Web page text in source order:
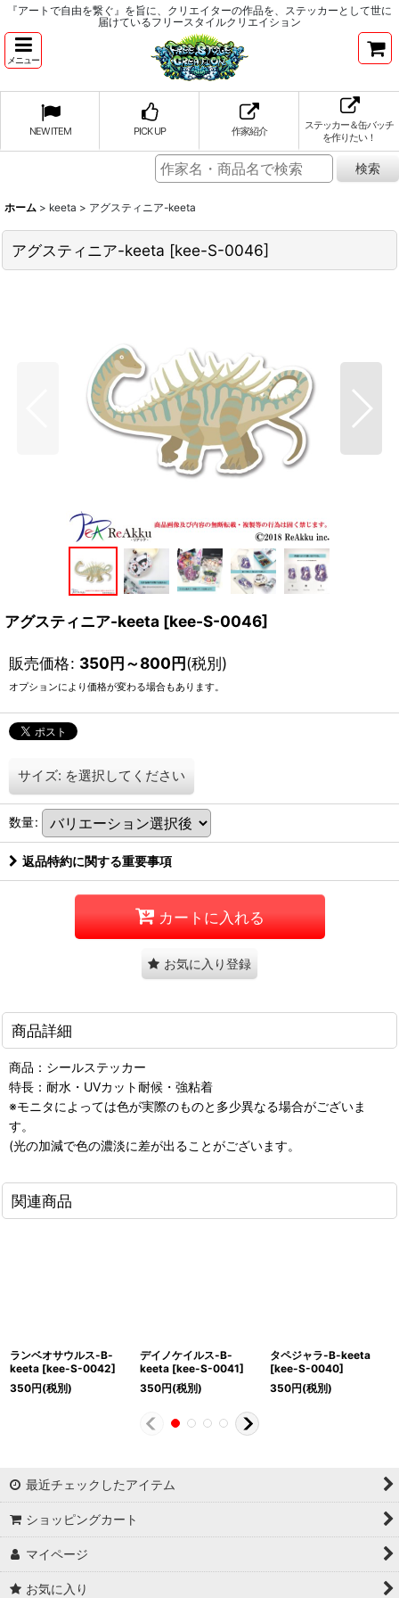
『アートで自由を繋ぐ』を旨に、クリエイターの作品を、ステッカーとして世に
届けているフリースタイルクリエイション
メニュー
NEW ITEM PICK UP 作家紹介
ステッカー＆缶バッチ
を作りたい！
ホーム > keeta > アグスティニア-keeta
アグスティニア-keeta [kee-S-0046]
アグスティニア-keeta [kee-S-0046]
販売価格: 350円～800円(税別)
オプションにより価格が変わる場合もあります。
サイズ: を選択してください
数量:
返品特約に関する重要事項
カートに入れる
お気に入り登録
商品詳細
商品：シールステッカー
特長：耐水・UVカット耐候・強粘着
※モニタによっては色が実際のものと多少異なる場合がございま
す。
(光の加減で色の濃淡に差が出ることがございます。
関連商品
ランベオサウルス-B-
keeta [kee-S-0042]
350円(税別)
デイノケイルス-B-
keeta [kee-S-0041]
350円(税別)
タペジャラ-B-keeta
[kee-S-0040]
350円(税別)
最近チェックしたアイテム
ショッピングカート
マイページ
お気に入り